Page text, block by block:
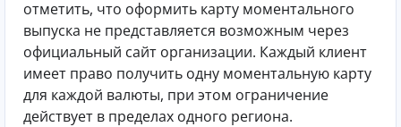
отметить, что оформить карту моментального
выпуска не представляется возможным через
официальный сайт организации. Каждый клиент
имеет право получить одну моментальную карту
для каждой валюты, при этом ограничение
действует в пределах одного региона.